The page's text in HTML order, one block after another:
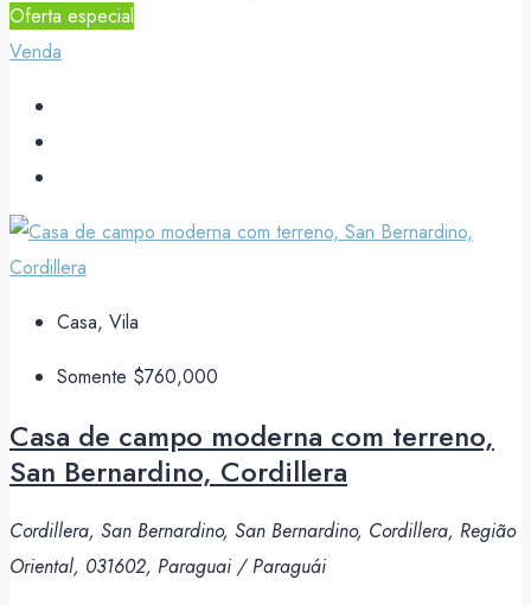
Oferta especial
Venda
Casa, Vila
Somente $760,000
Casa de campo moderna com terreno,
San Bernardino, Cordillera
Cordillera, San Bernardino, San Bernardino, Cordillera, Região
Oriental, 031602, Paraguai / Paraguái